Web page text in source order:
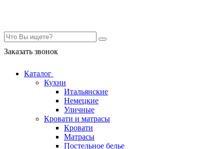
Заказать звонок
Каталог
Кухни
Итальянские
Немецкие
Уличные
Кровати и матрасы
Кровати
Матрасы
Постельное белье